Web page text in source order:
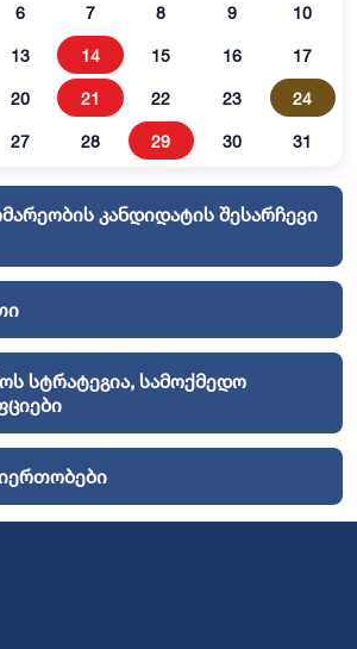
6 7 8 9 10
13 14 15 16 17
20 21 22 23 24
27 28 29 30 31
კანდიდატის შესარჩევი
სტრატეგია, სამოქმედო